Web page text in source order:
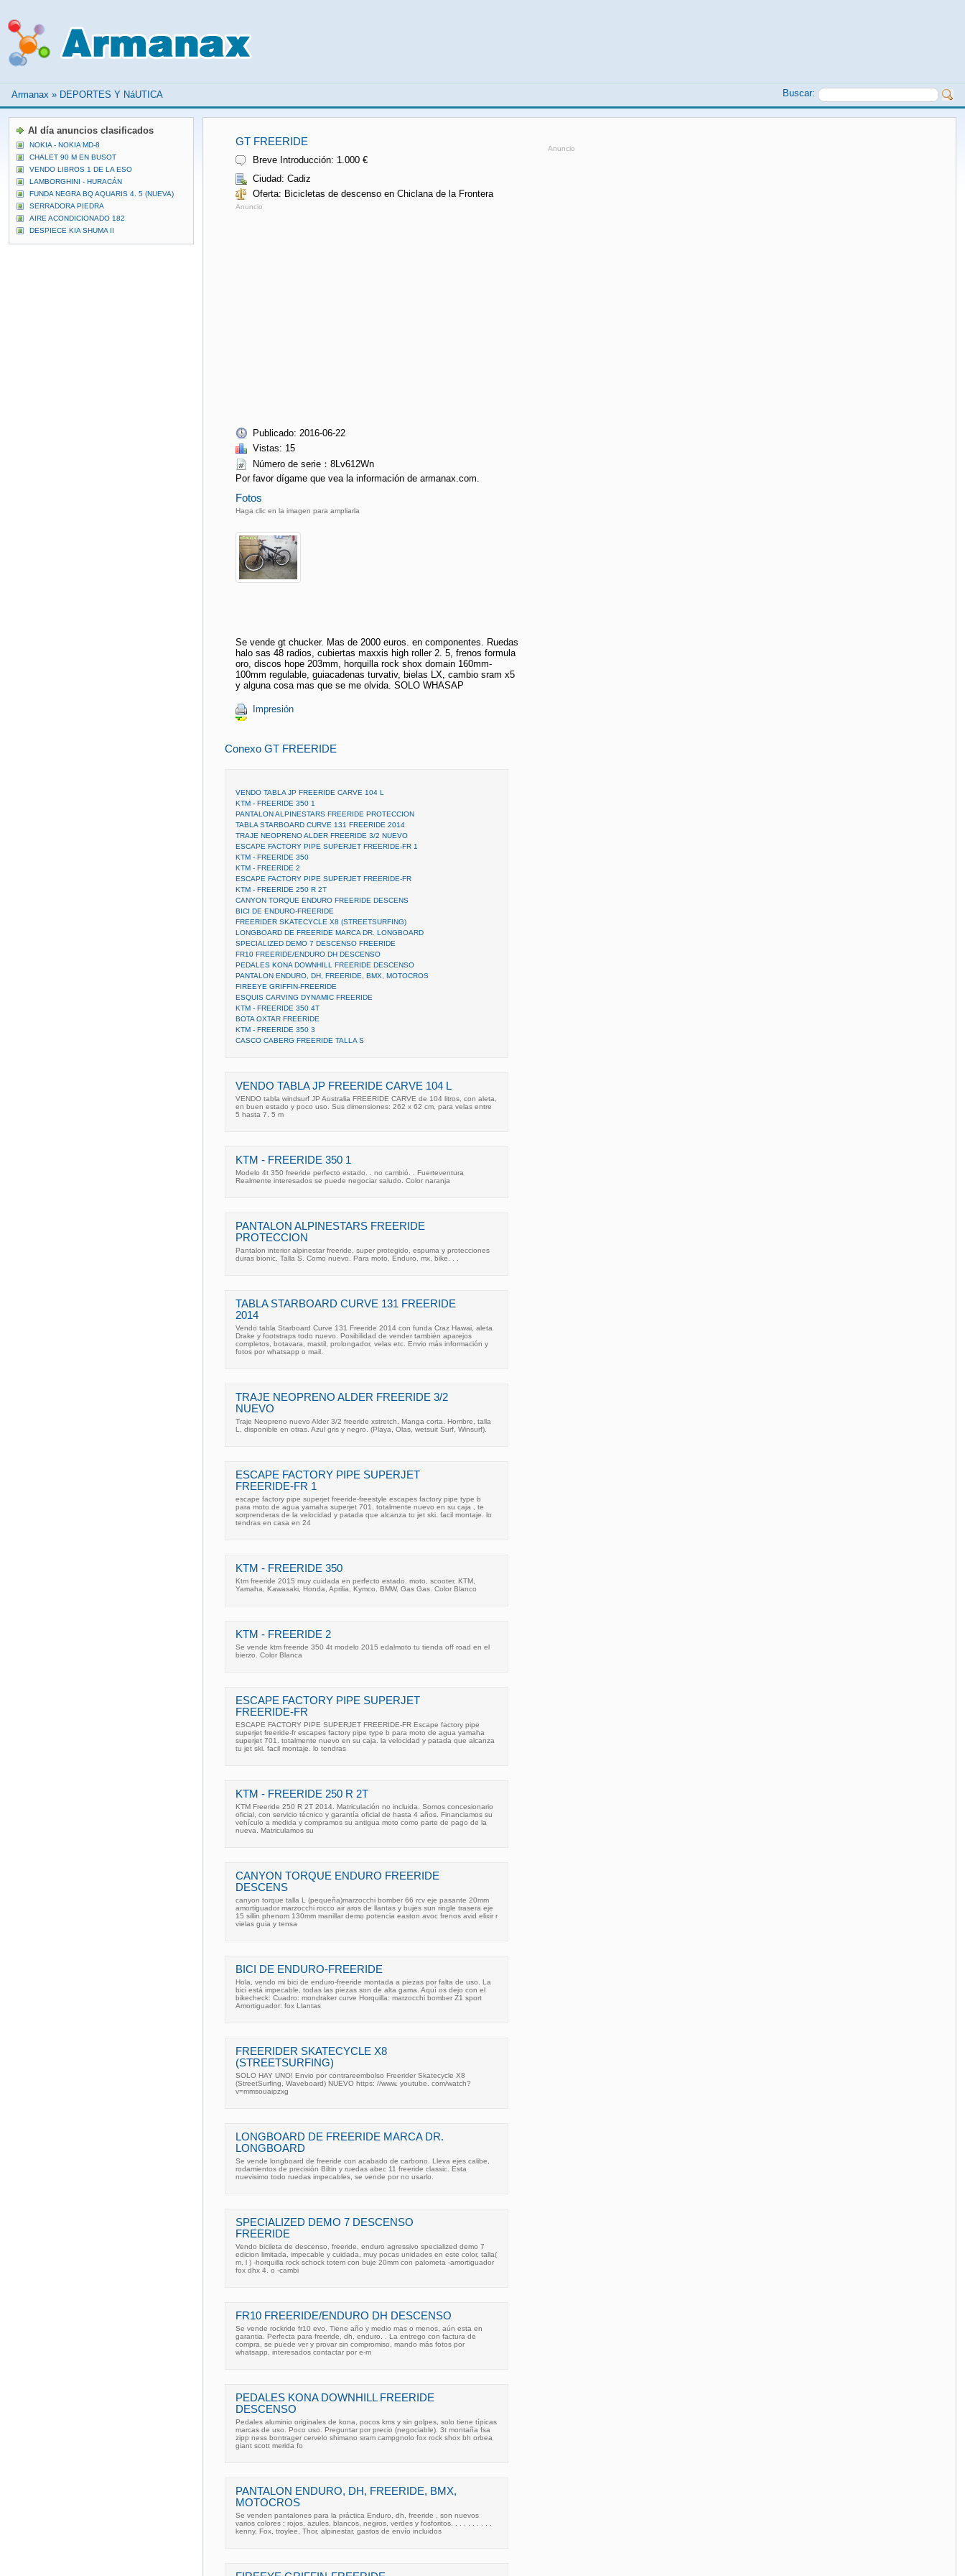
Armanax » DEPORTES Y NáUTICA Buscar:
GT FREERIDE
Breve Introducción: 1.000 €
Ciudad: Cadiz
Oferta: Bicicletas de descenso en Chiclana de la Frontera
Anuncio
Publicado: 2016-06-22
Vistas: 15
Número de serie：8Lv612Wn
Por favor dígame que vea la información de armanax.com.
Fotos
Haga clic en la imagen para ampliarla
Se vende gt chucker. Mas de 2000 euros. en componentes. Ruedas
halo sas 48 radios, cubiertas maxxis high roller 2. 5, frenos formula
oro, discos hope 203mm, horquilla rock shox domain 160mm-
100mm regulable, guiacadenas turvativ, bielas LX, cambio sram x5
y alguna cosa mas que se me olvida. SOLO WHASAP
Impresión
Anuncio
Conexo GT FREERIDE
VENDO TABLA JP FREERIDE CARVE 104 L
KTM - FREERIDE 350 1
PANTALON ALPINESTARS FREERIDE PROTECCION
TABLA STARBOARD CURVE 131 FREERIDE 2014
TRAJE NEOPRENO ALDER FREERIDE 3/2 NUEVO
ESCAPE FACTORY PIPE SUPERJET FREERIDE-FR 1
KTM - FREERIDE 350
KTM - FREERIDE 2
ESCAPE FACTORY PIPE SUPERJET FREERIDE-FR
KTM - FREERIDE 250 R 2T
CANYON TORQUE ENDURO FREERIDE DESCENS
BICI DE ENDURO-FREERIDE
FREERIDER SKATECYCLE X8 (STREETSURFING)
LONGBOARD DE FREERIDE MARCA DR. LONGBOARD
SPECIALIZED DEMO 7 DESCENSO FREERIDE
FR10 FREERIDE/ENDURO DH DESCENSO
PEDALES KONA DOWNHILL FREERIDE DESCENSO
PANTALON ENDURO, DH, FREERIDE, BMX, MOTOCROS
FIREEYE GRIFFIN-FREERIDE
ESQUIS CARVING DYNAMIC FREERIDE
KTM - FREERIDE 350 4T
BOTA OXTAR FREERIDE
KTM - FREERIDE 350 3
CASCO CABERG FREERIDE TALLA S
VENDO TABLA JP FREERIDE CARVE 104 L
VENDO tabla windsurf JP Australia FREERIDE CARVE de 104 litros, con aleta,
en buen estado y poco uso. Sus dimensiones: 262 x 62 cm, para velas entre
5 hasta 7. 5 m
KTM - FREERIDE 350 1
Modelo 4t 350 freeride perfecto estado. . no cambió. . Fuerteventura
Realmente interesados se puede negociar saludo. Color naranja
PANTALON ALPINESTARS FREERIDE
PROTECCION
Pantalon interior alpinestar freeride, super protegido, espuma y protecciones
duras bionic. Talla S. Como nuevo. Para moto, Enduro, mx, bike. . .
TABLA STARBOARD CURVE 131 FREERIDE
2014
Vendo tabla Starboard Curve 131 Freeride 2014 con funda Craz Hawai, aleta
Drake y footstraps todo nuevo. Posibilidad de vender también aparejos
completos, botavara, mastil, prolongador, velas etc. Envio más información y
fotos por whatsapp o mail.
TRAJE NEOPRENO ALDER FREERIDE 3/2
NUEVO
Traje Neopreno nuevo Alder 3/2 freeride xstretch. Manga corta. Hombre, talla
L, disponible en otras. Azul gris y negro. (Playa, Olas, wetsuit Surf, Winsurf).
ESCAPE FACTORY PIPE SUPERJET
FREERIDE-FR 1
escape factory pipe superjet freeride-freestyle escapes factory pipe type b
para moto de agua yamaha superjet 701. totalmente nuevo en su caja , te
sorprenderas de la velocidad y patada que alcanza tu jet ski. facil montaje. lo
tendras en casa en 24
KTM - FREERIDE 350
Ktm freeride 2015 muy cuidada en perfecto estado. moto, scooter, KTM,
Yamaha, Kawasaki, Honda, Aprilia, Kymco, BMW, Gas Gas. Color Blanco
KTM - FREERIDE 2
Se vende ktm freeride 350 4t modelo 2015 edalmoto tu tienda off road en el
bierzo. Color Blanca
ESCAPE FACTORY PIPE SUPERJET
FREERIDE-FR
ESCAPE FACTORY PIPE SUPERJET FREERIDE-FR Escape factory pipe
superjet freeride-fr escapes factory pipe type b para moto de agua yamaha
superjet 701. totalmente nuevo en su caja. la velocidad y patada que alcanza
tu jet ski. facil montaje. lo tendras
KTM - FREERIDE 250 R 2T
KTM Freeride 250 R 2T 2014. Matriculación no incluida. Somos concesionario
oficial, con servicio técnico y garantía oficial de hasta 4 años. Financiamos su
vehículo a medida y compramos su antigua moto como parte de pago de la
nueva. Matriculamos su
CANYON TORQUE ENDURO FREERIDE
DESCENS
canyon torque talla L (pequeña)marzocchi bomber 66 rcv eje pasante 20mm
amortiguador marzocchi rocco air aros de llantas y bujes sun ringle trasera eje
15 sillin phenom 130mm manillar demo potencia easton avoc frenos avid elixir r
vielas guia y tensa
BICI DE ENDURO-FREERIDE
Hola, vendo mi bici de enduro-freeride montada a piezas por falta de uso. La
bici está impecable, todas las piezas son de alta gama. Aquí os dejo con el
bikecheck: Cuadro: mondraker curve Horquilla: marzocchi bomber Z1 sport
Amortiguador: fox Llantas
FREERIDER SKATECYCLE X8
(STREETSURFING)
SOLO HAY UNO! Envio por contrareembolso Freerider Skatecycle X8
(StreetSurfing, Waveboard) NUEVO https: //www. youtube. com/watch?
v=mmsouaipzxg
LONGBOARD DE FREERIDE MARCA DR.
LONGBOARD
Se vende longboard de freeride con acabado de carbono. Lleva ejes calibe,
rodamientos de precisión Biltin y ruedas abec 11 freeride classic. Esta
nuevisimo todo ruedas impecables, se vende por no usarlo.
SPECIALIZED DEMO 7 DESCENSO
FREERIDE
Vendo bicileta de descenso, freeride, enduro agressivo specialized demo 7
edicion limitada, impecable y cuidada, muy pocas unidades en este color, talla(
m, l ) -horquilla rock schock totem con buje 20mm con palometa -amortiguador
fox dhx 4. o -cambi
FR10 FREERIDE/ENDURO DH DESCENSO
Se vende rockride fr10 evo. Tiene año y medio mas o menos, aún esta en
garantia. Perfecta para freeride, dh, enduro. . La entrego con factura de
compra, se puede ver y provar sin compromiso, mando más fotos por
whatsapp, interesados contactar por e-m
PEDALES KONA DOWNHILL FREERIDE
DESCENSO
Pedales aluminio originales de kona, pocos kms y sin golpes, solo tiene típicas
marcas de uso. Poco uso. Preguntar por precio (negociable). 3t montaña fsa
zipp ness bontrager cervelo shimano sram campgnolo fox rock shox bh orbea
giant scott merida fo
PANTALON ENDURO, DH, FREERIDE, BMX,
MOTOCROS
Se venden pantalones para la práctica Enduro, dh, freeride , son nuevos
varios colores : rojos, azules, blancos, negros, verdes y fosforitos. . . . . . . . . .
kenny, Fox, troylee, Thor, alpinestar, gastos de envío incluidos
Al día anuncios clasificados
NOKIA - NOKIA MD-8
CHALET 90 M EN BUSOT
VENDO LIBROS 1 DE LA ESO
LAMBORGHINI - HURACÁN
FUNDA NEGRA BQ AQUARIS 4. 5 (NUEVA)
SERRADORA PIEDRA
AIRE ACONDICIONADO 182
DESPIECE KIA SHUMA II